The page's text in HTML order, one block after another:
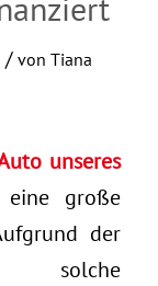
/ von Tiana
unseres
große
der
solche